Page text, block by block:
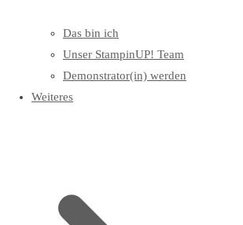
Das bin ich
Unser StampinUP! Team
Demonstrator(in) werden
Weiteres